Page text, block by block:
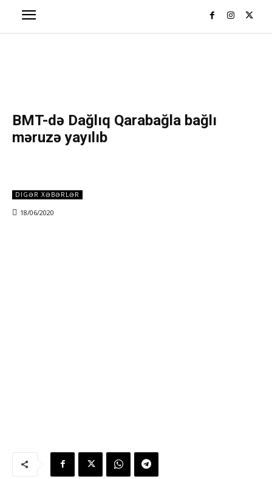
BMT-də Dağlıq Qarabağla bağlı
məruzə yayılıb
DIGƏR XƏBƏRLƏR
18/06/2020